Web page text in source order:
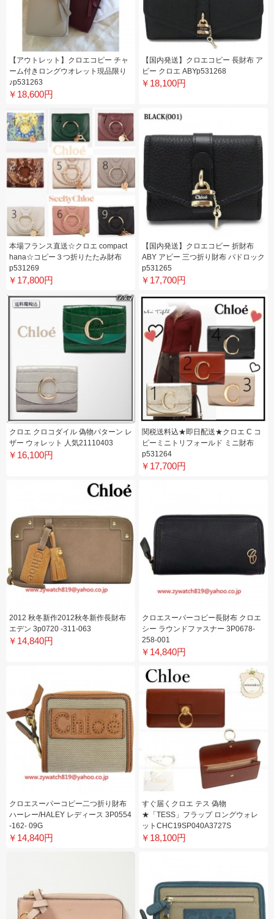
【アウトレット】クロエコピー チャ
ーム付きロングウオレット現品限り
♪p531263
￥18,600円
【国内発送】クロエコピー 長財布 ア
ビー クロエ ABYp531268
￥18,100円
本場フランス直送☆クロエ compact
hana☆コピー３つ折りたたみ財布
p531269
￥17,800円
【国内発送】クロエコピー 折財布
ABY アビー 三つ折り財布 パドロック
p531265
￥17,700円
クロエ クロコダイル 偽物パターン レ
ザー ウォレット 人気21110403
￥16,100円
関税送料込★即日配送★クロエ C コ
ピーミニトリフォールド ミニ財布
p531264
￥17,700円
2012 秋冬新作2012秋冬新作長財布
エデン 3p0720 -311-063
￥14,840円
クロエスーパーコピー長財布 クロエ
シー ラウンドファスナー 3P0678-
258-001
￥14,840円
クロエスーパーコピー二つ折り財布
ハーレー/HALEY レディース 3P0554
-162- 09G
￥14,840円
すぐ届くクロエ テス 偽物
★「TESS」フラップ ロングウォレ
ットCHC19SP040A3727S
￥18,100円